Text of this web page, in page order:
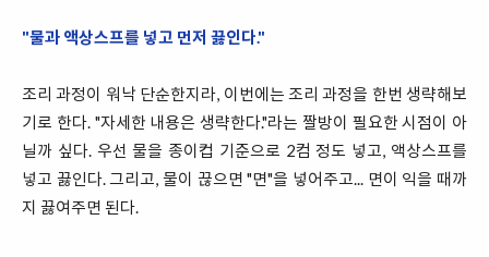
"물과 액상스프를 넣고 먼저 끓인다."
조리 과정이 워낙 단순한지라, 이번에는 조리 과정을 한번 생략해보
기로 한다. "자세한 내용은 생략한다."라는 짤방이 필요한 시점이 아
닐까 싶다. 우선 물을 종이컵 기준으로 2컴 정도 넣고, 액상스프를
넣고 끓인다. 그리고, 물이 끊으면 "면"을 넣어주고... 면이 익을 때까
지 끓여주면 된다.